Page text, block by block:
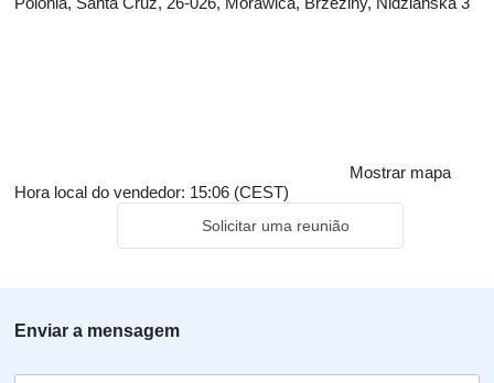
Mostrar mapa
Hora local do vendedor: 15:06 (CEST)
Solicitar uma reunião
Enviar a mensagem